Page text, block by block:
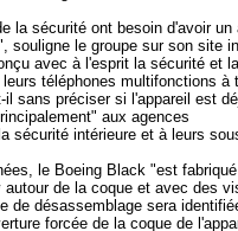
la sécurité ont besoin d'avoir un
souligne le groupe sur son site
avec à l'esprit la sécurité et la
téléphones multifonctions à
sans préciser si l'appareil est
aux agences
sécurité intérieure et à leurs
le Boeing Black "est
de la coque et avec des
de désassemblage sera
forcée de la coque de